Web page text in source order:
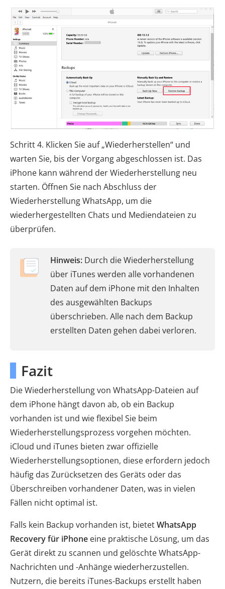
Schritt 4. Klicken Sie auf „Wiederherstellen“ und
warten Sie, bis der Vorgang abgeschlossen ist. Das
iPhone kann während der Wiederherstellung neu
starten. Öffnen Sie nach Abschluss der
Wiederherstellung WhatsApp, um die
wiederhergestellten Chats und Mediendateien zu
überprüfen.
Hinweis: Durch die Wiederherstellung
über iTunes werden alle vorhandenen
Daten auf dem iPhone mit den Inhalten
des ausgewählten Backups
überschrieben. Alle nach dem Backup
erstellten Daten gehen dabei verloren.
Fazit
Die Wiederherstellung von WhatsApp-Dateien auf
dem iPhone hängt davon ab, ob ein Backup
vorhanden ist und wie flexibel Sie beim
Wiederherstellungsprozess vorgehen möchten.
iCloud und iTunes bieten zwar offizielle
Wiederherstellungsoptionen, diese erfordern jedoch
häufig das Zurücksetzen des Geräts oder das
Überschreiben vorhandener Daten, was in vielen
Fällen nicht optimal ist.
Falls kein Backup vorhanden ist, bietetWhatsApp
Recovery für iPhone eine praktische Lösung, um das
Gerät direkt zu scannen und gelöschte WhatsApp-
Nachrichten und -Anhänge wiederherzustellen.
Nutzern, die bereits iTunes-Backups erstellt haben